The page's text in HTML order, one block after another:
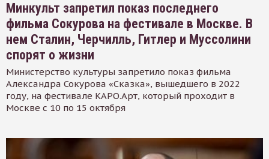
Минкульт запретил показ последнего
фильма Сокурова на фестивале в Москве. В
нем Сталин, Черчилль, Гитлер и Муссолини
спорят о жизни
Министерство культуры запретило показ фильма
Александра Сокурова «Сказка», вышедшего в 2022
году, на фестивале КАРО.Арт, который проходит в
Москве с 10 по 15 октября